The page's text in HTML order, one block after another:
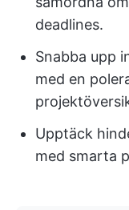
deadlines.
Snabba upp
med en
Upptäck
med smarta